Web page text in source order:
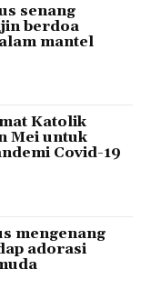
senang
berdoa
mantel
Katolik
Mei untuk
Covid-19
mengenang
adorasi